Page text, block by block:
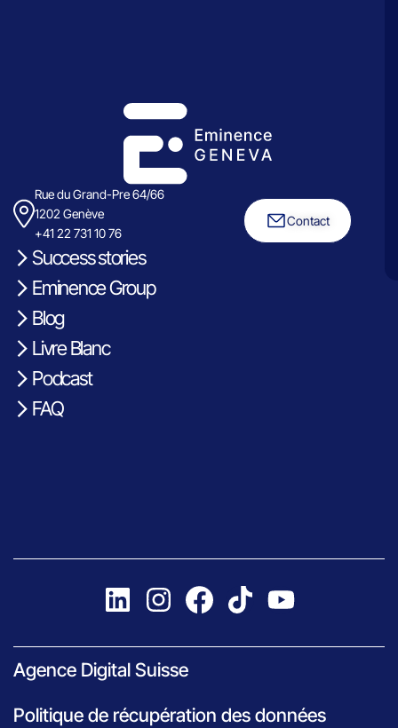
Rue du Grand-Pre 64/66
1202 Genève
+41 22 731 10 76
Contact
Success stories
Eminence Group
Blog
Livre Blanc
Podcast
FAQ
Agence Digital Suisse
Politique de récupération des données